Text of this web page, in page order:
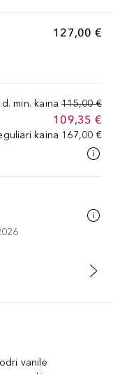
127,00 €
min. kaina 115,00 €
109,35 €
kaina 167,00 €
vanilė